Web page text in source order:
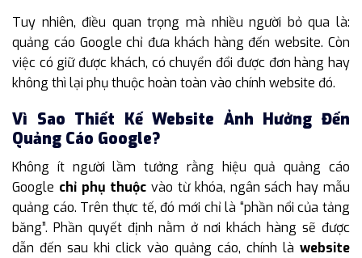
Tuy nhiên, điều quan trọng mà nhiều người bỏ qua là:
quảng cáo Google chỉ đưa khách hàng đến website. Còn
việc có giữ được khách, có chuyển đổi được đơn hàng hay
không thì lại phụ thuộc hoàn toàn vào chính website đó.
Vì Sao Thiết Kế Website Ảnh Hưởng Đến
Quảng Cáo Google?
Không ít người lầm tưởng rằng hiệu quả quảng cáo
Google chỉ phụ thuộc vào từ khóa, ngân sách hay mẫu
quảng cáo. Trên thực tế, đó mới chỉ là “phần nổi của tảng
băng”. Phần quyết định nằm ở nơi khách hàng sẽ được
dẫn đến sau khi click vào quảng cáo, chính là website